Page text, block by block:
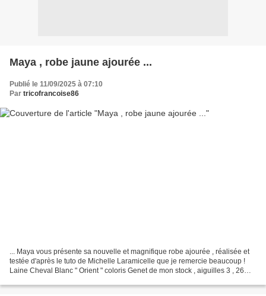
Maya , robe jaune ajourée ...
Publié le 11/09/2025 à 07:10
Par tricofrancoise86
... Maya vous présente sa nouvelle et magnifique robe ajourée , réalisée et
testée d'après le tuto de Michelle Laramicelle que je remercie beaucoup !
Laine Cheval Blanc " Orient " coloris Genet de mon stock , aiguilles 3 , 26